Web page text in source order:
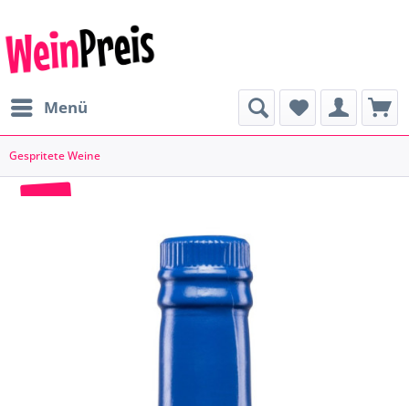
Menü
Gespritete Weine